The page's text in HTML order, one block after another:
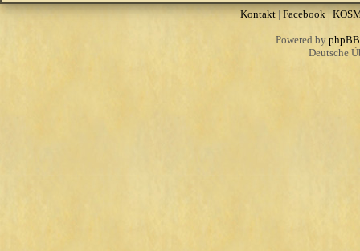
Kontakt| Facebook|
Powered by phpBB
Deutsche